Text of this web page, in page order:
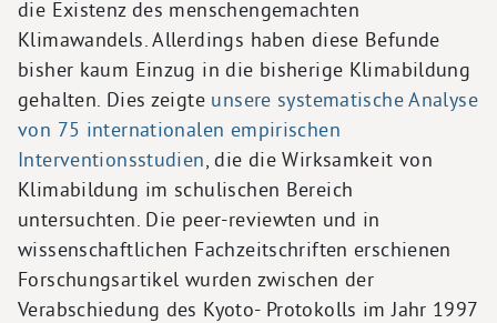
die Existenz des menschengemachten
Klimawandels. Allerdings haben diese Befunde
bisher kaum Einzug in die bisherige Klimabildung
gehalten. Dies zeigte unsere systematische Analyse
von 75 internationalen empirischen
Interventionsstudien, die die Wirksamkeit von
Klimabildung im schulischen Bereich
untersuchten. Die peer-reviewten und in
wissenschaftlichen Fachzeitschriften erschienen
Forschungsartikel wurden zwischen der
Verabschiedung des Kyoto- Protokolls im Jahr 1997